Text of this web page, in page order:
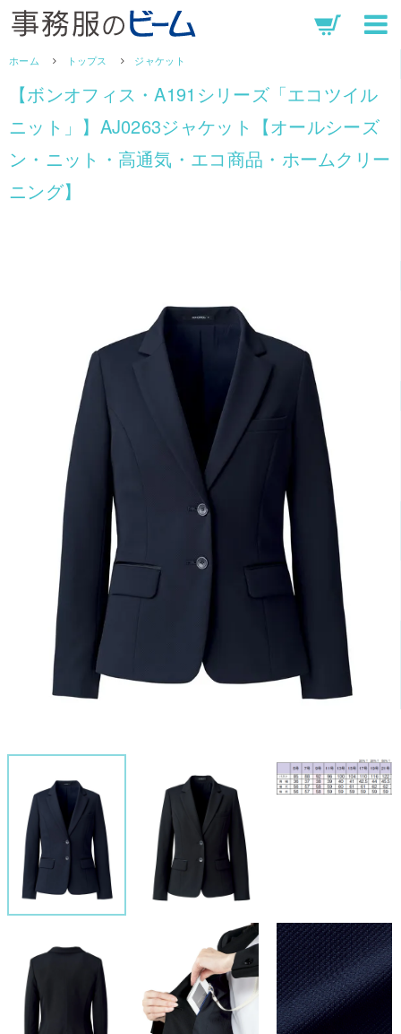
ホーム トップス ジャケット
【ボンオフィス・A191シリーズ「エコツイル
ニット」】AJ0263ジャケット【オールシーズ
ン・ニット・高通気・エコ商品・ホームクリー
ニング】